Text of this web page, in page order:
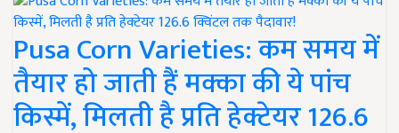
Pusa Corn Varieties: कम समय में
तैयार हो जाती हैं मक्का की ये पांच
किस्में, मिलती है प्रति हेक्टेयर 126.6